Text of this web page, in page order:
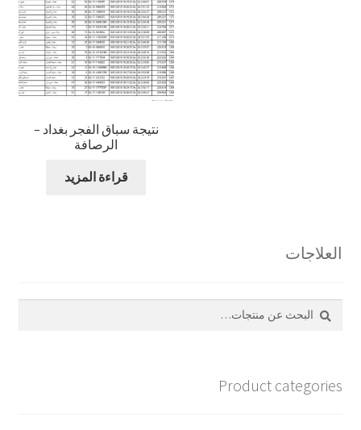
نتيجة سباق الفجر بغداد –
الرصافة
قراءة المزيد
العلاجات
عن:
Product categories